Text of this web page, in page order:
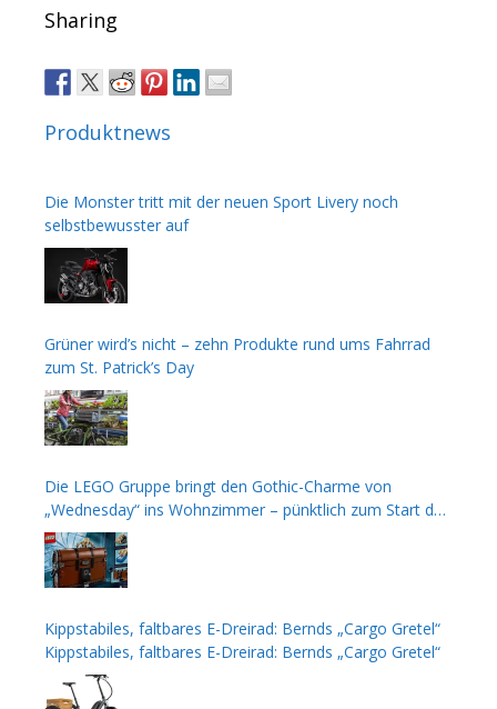
Sharing
Produktnews
Die Monster tritt mit der neuen Sport Livery noch
selbstbewusster auf
Grüner wird’s nicht – zehn Produkte rund ums Fahrrad
zum St. Patrick’s Day
Die LEGO Gruppe bringt den Gothic-Charme von
„Wednesday“ ins Wohnzimmer – pünktlich zum Start der
zweiten Staffel
Kippstabiles, faltbares E-Dreirad: Bernds „Cargo Gretel“
Kippstabiles, faltbares E-Dreirad: Bernds „Cargo Gretel“